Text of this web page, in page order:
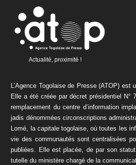
Actualité, proximité !
L’Agence Togolaise de Presse (ATOP) est
Elle a été créée par décret présidentiel N°
remplacement du centre d’information
jadis dénommées circonscriptions
Lomé, la capitale togolaise, où toutes les
vie des communautés sont centralisées
publiées. Elle est placée, de par son
tutelle du ministère chargé de la